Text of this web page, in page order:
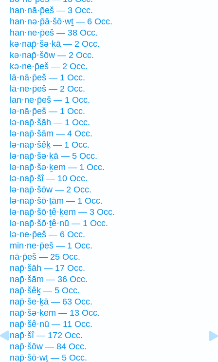
han·nā·p̄eš — 3 Occ.
han·nə·p̄ā·šō·wṯ — 6 Occ.
han·ne·p̄eš — 38 Occ.
kə·nap̄·šə·ḵā — 2 Occ.
kə·nap̄·šōw — 2 Occ.
kə·ne·p̄eš — 2 Occ.
lā·nā·p̄eš — 1 Occ.
lā·ne·p̄eš — 2 Occ.
lan·ne·p̄eš — 1 Occ.
lə·nā·p̄eš — 1 Occ.
lə·nap̄·šāh — 1 Occ.
lə·nap̄·šām — 4 Occ.
lə·nap̄·šêḵ — 1 Occ.
lə·nap̄·šə·ḵā — 5 Occ.
lə·nap̄·šə·ḵem — 1 Occ.
lə·nap̄·šî — 10 Occ.
lə·nap̄·šōw — 2 Occ.
lə·nap̄·šō·ṯām — 1 Occ.
lə·nap̄·šō·ṯê·ḵem — 3 Occ.
lə·nap̄·šō·ṯê·nū — 1 Occ.
lə·ne·p̄eš — 6 Occ.
min·ne·p̄eš — 1 Occ.
nā·p̄eš — 25 Occ.
nap̄·šāh — 17 Occ.
nap̄·šām — 36 Occ.
nap̄·šêḵ — 5 Occ.
nap̄·še·ḵā — 63 Occ.
nap̄·šə·ḵem — 13 Occ.
nap̄·šê·nū — 11 Occ.
nap̄·šî — 172 Occ.
nap̄·šōw — 84 Occ.
nap̄·šō·wṯ — 5 Occ.